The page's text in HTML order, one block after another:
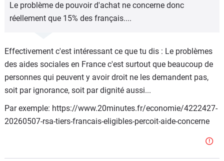
Le problème de pouvoir d'achat ne concerne donc
réellement que 15% des français....
Effectivement c'est intéressant ce que tu dis : Le problèmes
des aides sociales en France c'est surtout que beaucoup de
personnes qui peuvent y avoir droit ne les demandent pas,
soit par ignorance, soit par dignité aussi...
Par exemple: https://www.20minutes.fr/economie/4222427-
20260507-rsa-tiers-francais-eligibles-percoit-aide-concerne